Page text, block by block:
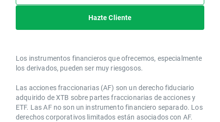
Hazte Cliente
Los instrumentos financieros que ofrecemos, especialmente
los derivados, pueden ser muy riesgosos.
Las acciones fraccionarias (AF) son un derecho fiduciario
adquirido de XTB sobre partes fraccionarias de acciones y
ETF. Las AF no son un instrumento financiero separado. Los
derechos corporativos limitados están asociados con AF.